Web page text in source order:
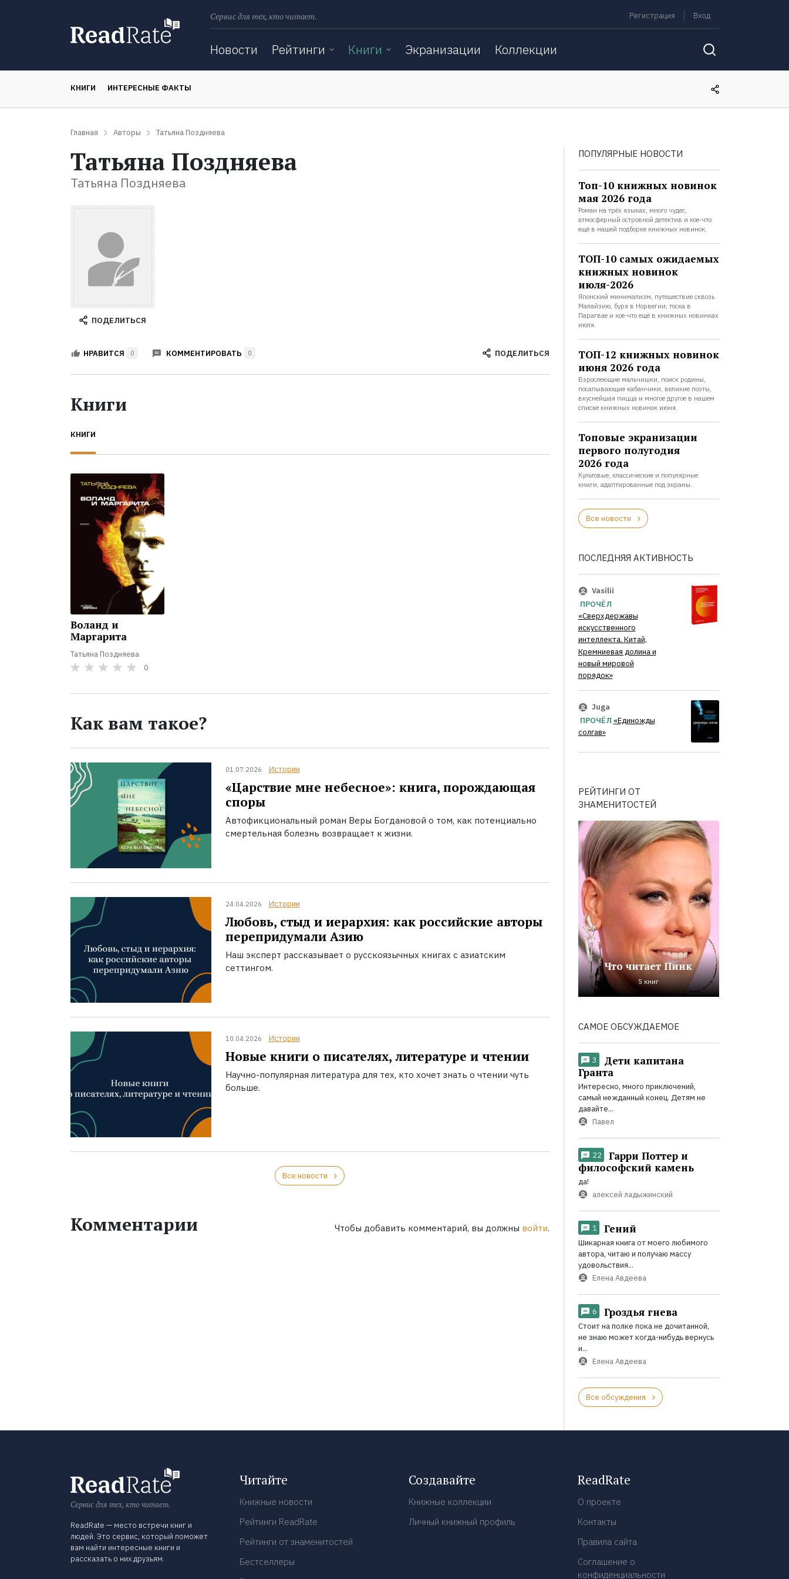
Сервис для тех, кто читает. Регистрация Вход
Новости Рейтинги Книги Экранизации Коллекции
КНИГИ ИНТЕРЕСНЫЕ ФАКТЫ
Главная Авторы Татьяна Поздняева
Татьяна Поздняева
Татьяна Поздняева
ПОДЕЛИТЬСЯ
НРАВИТСЯ 0 КОММЕНТИРОВАТЬ 0 ПОДЕЛИТЬСЯ
Книги
КНИГИ
Воланд и
Маргарита
Татьяна Поздняева
0
Как вам такое?
01.07.2026 Истории
«Царствие мне небесное»: книга, порождающая
споры
Автофикциональный роман Веры Богдановой о том, как потенциально
смертельная болезнь возвращает к жизни.
24.04.2026 Истории
Любовь, стыд и иерархия: как российские авторы
перепридумали Азию
Наш эксперт рассказывает о русскоязычных книгах с азиатским
сеттингом.
10.04.2026 Истории
Новые книги о писателях, литературе и чтении
Научно-популярная литература для тех, кто хочет знать о чтении чуть
больше.
Все новости
Комментарии Чтобы добавить комментарий, вы должны войти.
ПОПУЛЯРНЫЕ НОВОСТИ
Топ-10 книжных новинок
мая 2026 года
Роман на трёх языках, много чудес,
атмосферный островной детектив и кое-что
ещё в нашей подборке книжных новинок.
ТОП-10 самых ожидаемых
книжных новинок
июля-2026
Японский минимализм, путешествие сквозь
Малайзию, буря в Норвегии, тоска в
Парагвае и кое-что ещё в книжных новинках
июля.
ТОП-12 книжных новинок
июня 2026 года
Взрослеющие мальчишки, поиск родины,
посапывающие кабанчики, великие поэты,
вкуснейшая пицца и многое другое в нашем
списке книжных новинок июня.
Топовые экранизации
первого полугодия
2026 года
Культовые, классические и популярные
книги, адаптированные под экраны.
Все новости
ПОСЛЕДНЯЯ АКТИВНОСТЬ
Vasilii
ПРОЧЁЛ
«Сверхдержавы
искусственного
интеллекта. Китай,
Кремниевая долина и
новый мировой
порядок»
Juga
ПРОЧЁЛ «Единожды
солгав»
РЕЙТИНГИ ОТ
ЗНАМЕНИТОСТЕЙ
Что читает Пинк
5 книг
САМОЕ ОБСУЖДАЕМОЕ
3
Дети капитана
Гранта
Интересно, много приключений,
самый нежданный конец. Детям не
давайте...
Павел
22
Гарри Поттер и
философский камень
да!
алексей ладыжинский
1 Гений
Шикарная книга от моего любимого
автора, читаю и получаю массу
удовольствия...
Елена Авдеева
6 Гроздья гнева
Стоит на полке пока не дочитанной,
не знаю может когда-нибудь вернусь
и...
Елена Авдеева
Все обсуждения
Сервис для тех, кто читает.
ReadRate — место встречи книг и
людей. Это сервис, который поможет
вам найти интересные книги и
рассказать о них друзьям.
Читайте
Книжные новости
Рейтинги ReadRate
Рейтинги от знаменитостей
Бестселлеры
Создавайте
Книжные коллекции
Личный книжный профиль
ReadRate
О проекте
Контакты
Правила сайта
Соглашение о
конфиденциальности